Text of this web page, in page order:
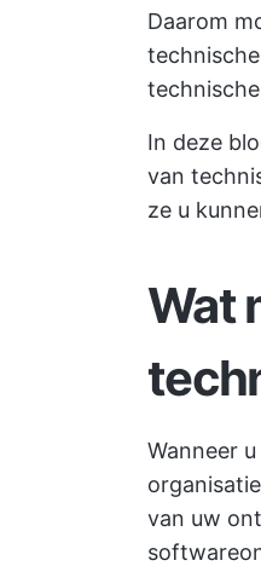
Daarom
In deze
van
ze u
Wat
Wanneer
van uw